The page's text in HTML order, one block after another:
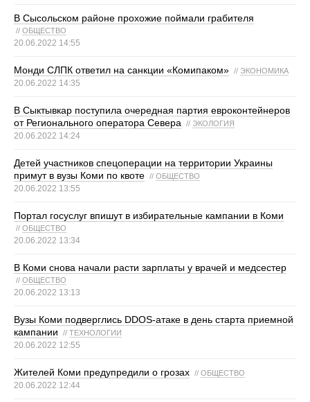
В Сысольском районе прохожие поймали грабителя
// ОБЩЕСТВО
20.06.2022 14:55
Монди СЛПК ответил на санкции «Комипаком» // ЭКОНОМИКА
20.06.2022 14:35
В Сыктывкар поступила очередная партия евроконтейнеров
от Регионального оператора Севера
// ЭКОЛОГИЯ
20.06.2022 14:24
Детей участников спецоперации на территории Украины
примут в вузы Коми по квоте // ОБЩЕСТВО
20.06.2022 13:55
Портал госуслуг впишут в избирательные кампании в Коми
// ОБЩЕСТВО
20.06.2022 13:34
В Коми снова начали расти зарплаты у врачей и медсестер
// ОБЩЕСТВО
20.06.2022 13:13
Вузы Коми подверглись DDOS-атаке в день старта приемной
кампании
// ТЕХНОЛОГИИ
20.06.2022 12:55
Жителей Коми предупредили о грозах // ОБЩЕСТВО
20.06.2022 12:44